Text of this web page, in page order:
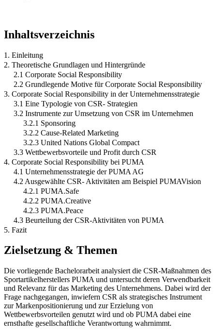
Inhaltsverzeichnis
1. Einleitung
2. Theoretische Grundlagen und Hintergründe
2.1 Corporate Social Responsibility
2.2 Grundlegende Motive für Corporate Social Responsibility
3. Corporate Social Responsibility in der Unternehmensstrategie
3.1 Eine Typologie von CSR- Strategien
3.2 Instrumente zur Umsetzung von CSR im Unternehmen
3.2.1 Sponsoring
3.2.2 Cause-Related Marketing
3.2.3 United Nations Global Compact
3.3 Wettbewerbsvorteile und Profit durch CSR
4. Corporate Social Responsibility bei PUMA
4.1 Unternehmensstrategie der PUMA AG
4.2 Ausgewählte CSR- Aktivitäten am Beispiel PUMAVision
4.2.1 PUMA.Safe
4.2.2 PUMA.Creative
4.2.3 PUMA.Peace
4.3 Beurteilung der CSR-Aktivitäten von PUMA
5. Fazit
Zielsetzung & Themen
Die vorliegende Bachelorarbeit analysiert die CSR-Maßnahmen des
Sportartikelherstellers PUMA und untersucht deren Verwendbarkeit
und Relevanz für das Marketing des Unternehmens. Dabei wird der
Frage nachgegangen, inwiefern CSR als strategisches Instrument
zur Markenpositionierung und zur Erzielung von
Wettbewerbsvorteilen genutzt wird und ob PUMA dabei eine
ernsthafte gesellschaftliche Verantwortung wahrnimmt.